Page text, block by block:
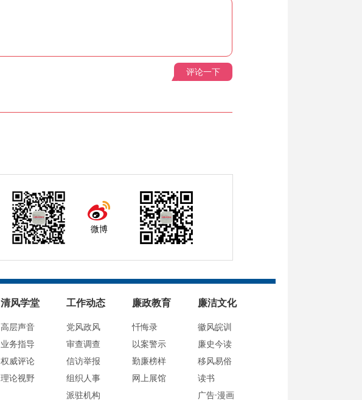
评论一下
微博
清风学堂
高层声音
业务指导
权威评论
理论视野
工作动态
党风政风
审查调查
信访举报
组织人事
派驻机构
廉政教育
忏悔录
以案警示
勤廉榜样
网上展馆
廉洁文化
徽风皖训
廉史今读
移风易俗
读书
广告·漫画